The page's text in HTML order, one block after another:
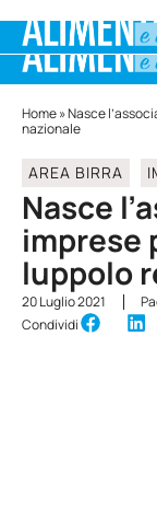
Home»Nasce
nazionale
AREA BIRRA
Nasce
imprese
luppolo
20 Luglio 2021
Condividi